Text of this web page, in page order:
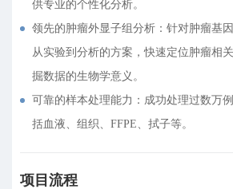
供专业的个性化分析。
领先的肿瘤外显子组分析：针对肿瘤基
从实验到分析的方案，快速定位肿瘤相
掘数据的生物学意义。
可靠的样本处理能力：成功处理过数万
括血液、组织、FFPE、拭子等。
项目流程